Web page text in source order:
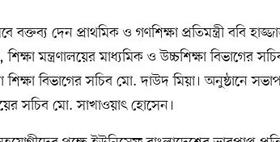
বক্তব্য দেন প্রাথমিক ও গণশিক্ষা প্রতিমন্ত্রী ববি
শিক্ষা মন্ত্রণালয়ের মাধ্যমিক ও উচ্চশিক্ষা বিভাগের
শিক্ষা বিভাগের সচিব মো. দাউদ মিয়া। অনুষ্ঠানে
সচিব মো. সাখাওয়াৎ হোসেন।